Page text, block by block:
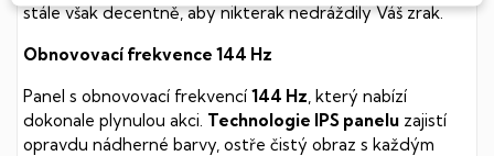
stále však decentně, aby nikterak nedráždily Váš zrak.
Obnovovací frekvence 144 Hz
Panel s obnovovací frekvencí 144 Hz , který nabízí
dokonale plynulou akci. Technologie IPS panelu zajistí
opravdu nádherné barvy, ostře čistý obraz s každým